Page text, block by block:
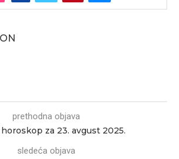
prethodna objava
za 23. avgust 2025.
sledeća objava